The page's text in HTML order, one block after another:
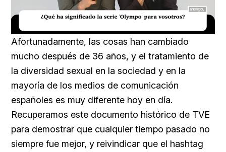
16.54%
Afortunadamente, las cosas han cambiado
mucho después de 36 años, y el tratamiento de
la diversidad sexual en la sociedad y en la
mayoría de los medios de comunicación
españoles es muy diferente hoy en día.
Recuperamos este documento histórico de TVE
para demostrar que cualquier tiempo pasado no
siempre fue mejor, y reivindicar que el hashtag